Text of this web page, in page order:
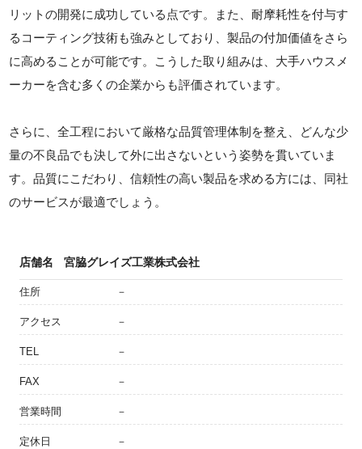
リットの開発に成功している点です。また、耐摩耗性を付与す
るコーティング技術も強みとしており、製品の付加価値をさら
に高めることが可能です。こうした取り組みは、大手ハウスメ
ーカーを含む多くの企業からも評価されています。
さらに、全工程において厳格な品質管理体制を整え、どんな少
量の不良品でも決して外に出さないという姿勢を貫いていま
す。品質にこだわり、信頼性の高い製品を求める方には、同社
のサービスが最適でしょう。
店舗名 宮脇グレイズ工業株式会社
住所 －
アクセス －
TEL －
FAX －
営業時間 －
定休日 －